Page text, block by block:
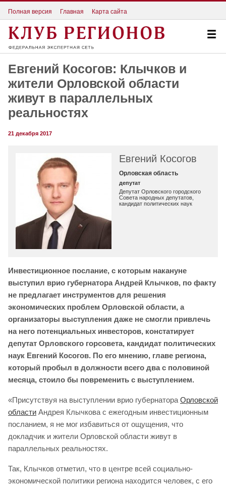
Полная версия Главная Карта сайта
Евгений Косогов: Клычков и
жители Орловской области
живут в параллельных
реальностях
21 декабря 2017
Евгений Косогов
Орловская область
депутат
Депутат Орловского городского
Совета народных депутатов,
кандидат политических наук
Инвестиционное послание, с которым накануне
выступил врио губернатора Андрей Клычков, по факту
не предлагает инструментов для решения
экономических проблем Орловской области, а
организаторы выступления даже не смогли привлечь
на него потенциальных инвесторов, констатирует
депутат Орловского горсовета, кандидат политических
наук Евгений Косогов. По его мнению, главе региона,
который пробыл в должности всего два с половиной
месяца, стоило бы повременить с выступлением.
«Присутствуя на выступлении врио губернатораОрловской
области Андрея Клычкова с ежегодным инвестиционным
посланием, я не мог избавиться от ощущения, что
докладчик и жители Орловской области живут в
параллельных реальностях.
Так, Клычков отметил, что в центре всей социально-
экономической политики региона находится человек, с его